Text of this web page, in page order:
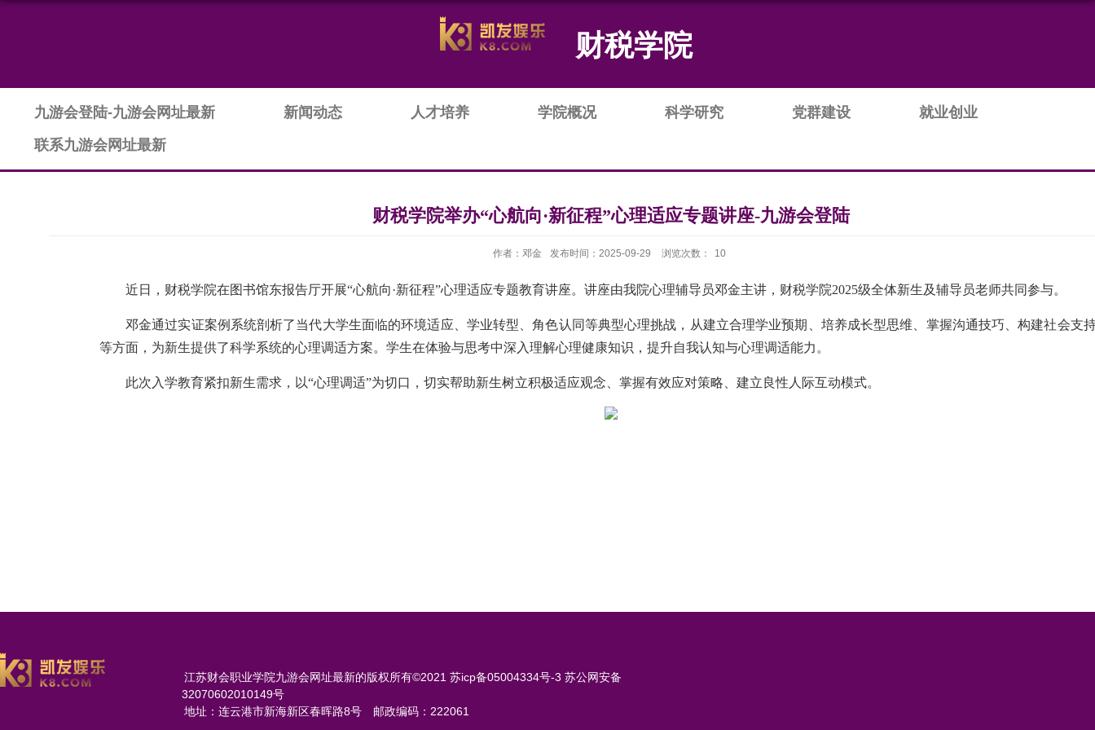
财税学院
九游会登陆-九游会网址最新 新闻动态 人才培养 学院概况 科学研究 党群建设
就业创业
联系九游会网址最新
财税学院举办“心航向·新征程”心理适应专题讲座-九游会登陆
作者：邓金 发布时间：2025-09-29 浏览次数： 10
近日，财税学院在图书馆东报告厅开展“心航向·新征程”心理适应专题教育讲座。讲座由我院心理辅导员邓金主讲，财税学院2025级全体新生及辅导员老师共同参与。
邓金通过实证案例系统剖析了当代大学生面临的环境适应、学业转型、角色认同等典型心理挑战，从建立合理学业预期、培养成长型思维、掌握沟通技巧、构建社会支
等方面，为新生提供了科学系统的心理调适方案。学生在体验与思考中深入理解心理健康知识，提升自我认知与心理调适能力。
此次入学教育紧扣新生需求，以“心理调适”为切口 ，切实帮助新生树立积极适应观念、掌握有效应对策略、建立良性人际互动模式。
江苏财会职业学院九游会网址最新的版权所有©2021 苏icp备05004334号-3 苏公网安备
32070602010149号
地址：连云港市新海新区春晖路8号 邮政编码：222061